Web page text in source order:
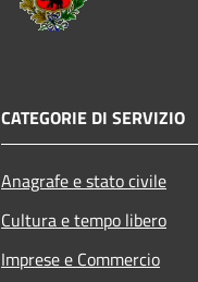
CATEGORIE DI SERVIZIO
Anagrafe e stato civile
Cultura e tempo libero
Imprese e Commercio